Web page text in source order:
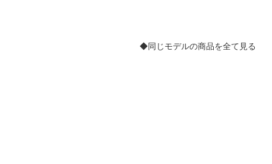
◆同じモデルの商品を全て見る